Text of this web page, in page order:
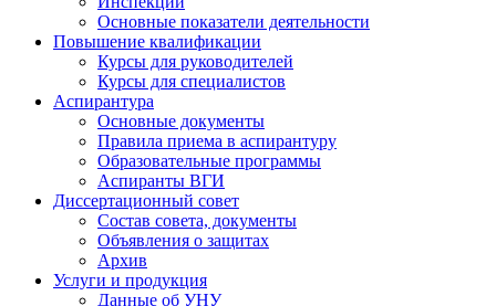
Основные показатели деятельности
Повышение квалификации
Курсы для руководителей
Курсы для специалистов
Аспирантура
Основные документы
Правила приема в аспирантуру
Образовательные программы
Аспиранты ВГИ
Диссертационный совет
Состав совета, документы
Объявления о защитах
Архив
Услуги и продукция
Данные об УНУ